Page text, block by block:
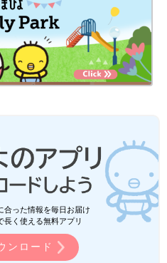
合った情報を毎日お届け
長く使える無料アプリ
ンロード